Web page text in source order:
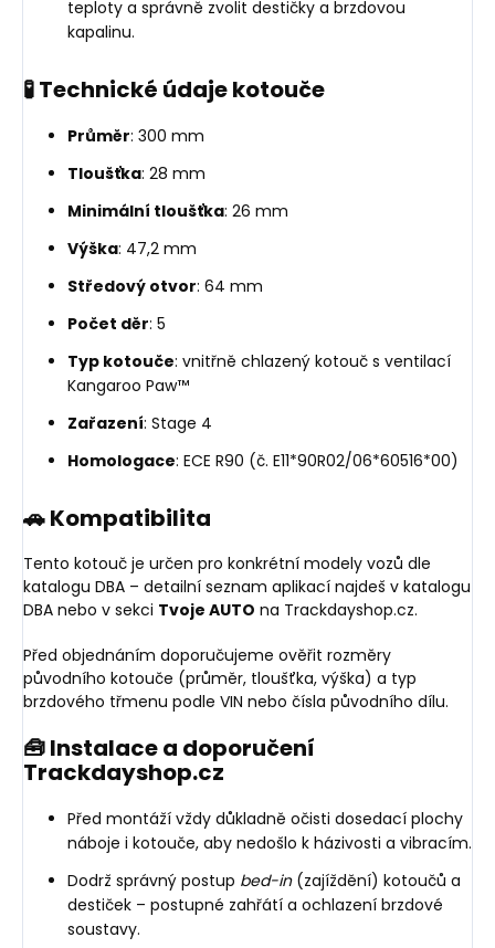
teploty a správně zvolit destičky a brzdovou
kapalinu.
🧪 Technické údaje kotouče
Průměr: 300 mm
Tloušťka: 28 mm
Minimální tloušťka: 26 mm
Výška: 47,2 mm
Středový otvor: 64 mm
Počet děr: 5
Typ kotouče: vnitřně chlazený kotouč s ventilací
Kangaroo Paw™
Zařazení: Stage 4
Homologace: ECE R90 (č. E11*90R02/06*60516*00)
🚗 Kompatibilita
Tento kotouč je určen pro konkrétní modely vozů dle
katalogu DBA – detailní seznam aplikací najdeš v katalogu
DBA nebo v sekci Tvoje AUTO na Trackdayshop.cz.
Před objednáním doporučujeme ověřit rozměry
původního kotouče (průměr, tloušťka, výška) a typ
brzdového třmenu podle VIN nebo čísla původního dílu.
🧰 Instalace a doporučení
Trackdayshop.cz
Před montáží vždy důkladně očisti dosedací plochy
náboje i kotouče, aby nedošlo k házivosti a vibracím.
Dodrž správný postup bed-in(zajíždění) kotoučů a
destiček – postupné zahřátí a ochlazení brzdové
soustavy.